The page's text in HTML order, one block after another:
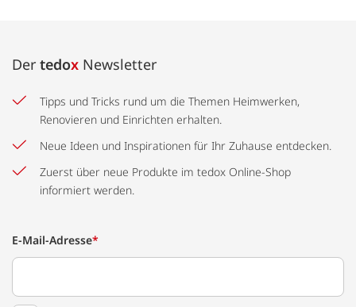
Der tedox Newsletter
Tipps und Tricks rund um die Themen Heimwerken,
Renovieren und Einrichten erhalten.
Neue Ideen und Inspirationen für Ihr Zuhause entdecken.
Zuerst über neue Produkte im tedox Online-Shop
informiert werden.
E-Mail-Adresse*